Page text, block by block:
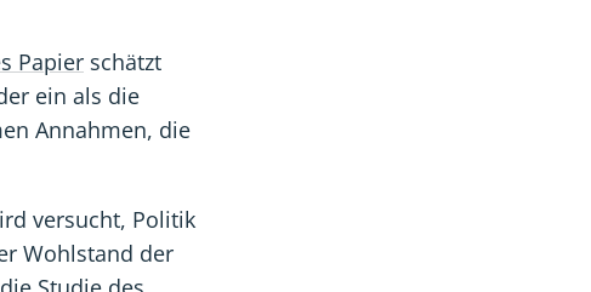
Papier schätzt
ein als die
Annahmen, die
versucht, Politik
Wohlstand der